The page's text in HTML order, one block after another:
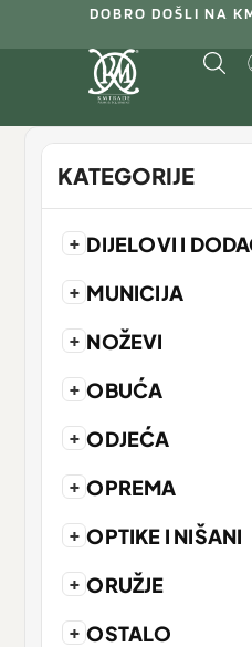
DOBRO DOŠLI NA
KATEGORIJE
+ DIJELOVI I
+ MUNICIJA
+ NOŽEVI
+ OBUĆA
+ ODJEĆA
+ OPREMA
+ OPTIKE I NIŠANI
+ ORUŽJE
+ OSTALO